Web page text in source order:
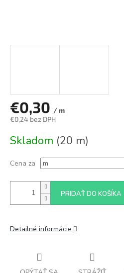
€0,30 / m
€0,24 bez DPH
cena:
Skladom (20 m)
Cena za
PRIDAŤ DO KOŠÍKA
Detailné informácie